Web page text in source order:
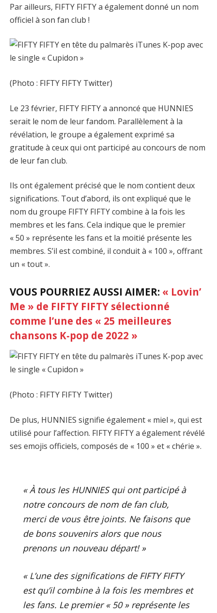
Par ailleurs, FIFTY FIFTY a également donné un nom
officiel à son fan club !
(Photo : FIFTY FIFTY Twitter)
Le 23 février, FIFTY FIFTY a annoncé que HUNNIES
serait le nom de leur fandom. Parallèlement à la
révélation, le groupe a également exprimé sa
gratitude à ceux qui ont participé au concours de nom
de leur fan club.
Ils ont également précisé que le nom contient deux
significations. Tout d’abord, ils ont expliqué que le
nom du groupe FIFTY FIFTY combine à la fois les
membres et les fans. Cela indique que le premier
« 50 » représente les fans et la moitié présente les
membres. S’il est combiné, il conduit à « 100 », offrant
un « tout ».
VOUS POURRIEZ AUSSI AIMER: « Lovin’
Me » de FIFTY FIFTY sélectionné
comme l’une des « 25 meilleures
chansons K-pop de 2022 »
(Photo : FIFTY FIFTY Twitter)
De plus, HUNNIES signifie également « miel », qui est
utilisé pour l’affection. FIFTY FIFTY a également révélé
ses emojis officiels, composés de « 100 » et « chérie ».
« À tous les HUNNIES qui ont participé à
notre concours de nom de fan club,
merci de vous être joints. Ne faisons que
de bons souvenirs alors que nous
prenons un nouveau départ! »
« L’une des significations de FIFTY FIFTY
est qu’il combine à la fois les membres et
les fans. Le premier « 50 » représente les